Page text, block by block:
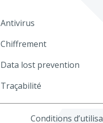
Antivirus
Chiffrement
Data lost prevention
Traçabilité
Conditions